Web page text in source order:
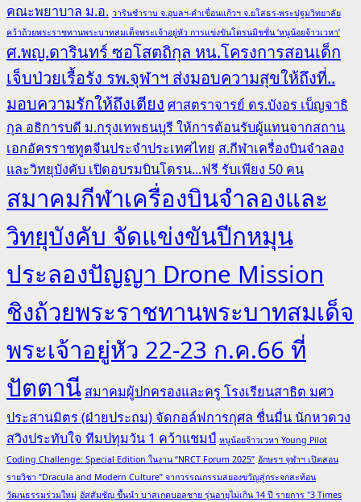
คณะพยาบาล ม.อ. วารินชำราบ จ.อุบลฯ-คำเขื่อนแก้วฯ จ.ยโสธร-พระปฐมวิทยาลัย
คว้าถ้วยพระราชทานพระบาทสมเด็จพระเจ้าอยู่หัว การแข่งขันโดรนมิชชั่น ‘หนูน้อยจ้าวเวหา’
ศ.พญ.ดารินทร์ ซอโสตถิกุล หน.โครงการสอนเด็ก
เจ็บป่วยเรื้อรัง รพ.จุฬาฯ ส่งมอบความสุขให้ถึงที่..
มอบความรักให้ถึงเตียง ศาสตราจารย์ ดร.บังอร เบ็ญจาธิ
กุล อธิการบดี ม.กรุงเทพธนบุรี ให้การต้อนรับผู้แทนจากสถาน
เอกอัครราชทูตจีนประจำประเทศไทย ส.กีฬาเครื่องบินจำลอง
และวิทยุบังคับ เปิดอบรมบินโดรน...ฟรี รับเพียง 50 คน
สมาคมกีฬาเครื่องบินจำลองและ
วิทยุบังคับ จัดแข่งขันปีกหมุน
ประลองปัญญา Drone Mission
ชิงถ้วยพระราชทานพระบาทสมเด็จ
พระเจ้าอยู่หัว 22-23 ก.ค.66 ที่
ปัตตานี สมาคมผู้ปกครองและครู โรงเรียนสาธิต มศว
ประสานมิตร (ฝ่ายประถม) จัดกอล์ฟการกุศล ชื่นมื่น นักหวดวง
สวิงประทับใจ ทีมปทุมวัน 1 คว้าแชมป์ หนูน้อยจ้าวเวหา Young Pilot
Coding Challenge: Special Edition ในงาน “NRCT Forum 2025” อักษรฯ จุฬาฯ เปิดสอน
รายวิชา “Dracula and Modern Culture” จากวรรณกรรมสยองขวัญสู่กระจกสะท้อน
วัฒนธรรมร่วมใหม่ อัสสัมชัญ ขึ้นนำ บาสเกตบอลชาย รุ่นอายุไม่เกิน 14 ปี รายการ "3 Times